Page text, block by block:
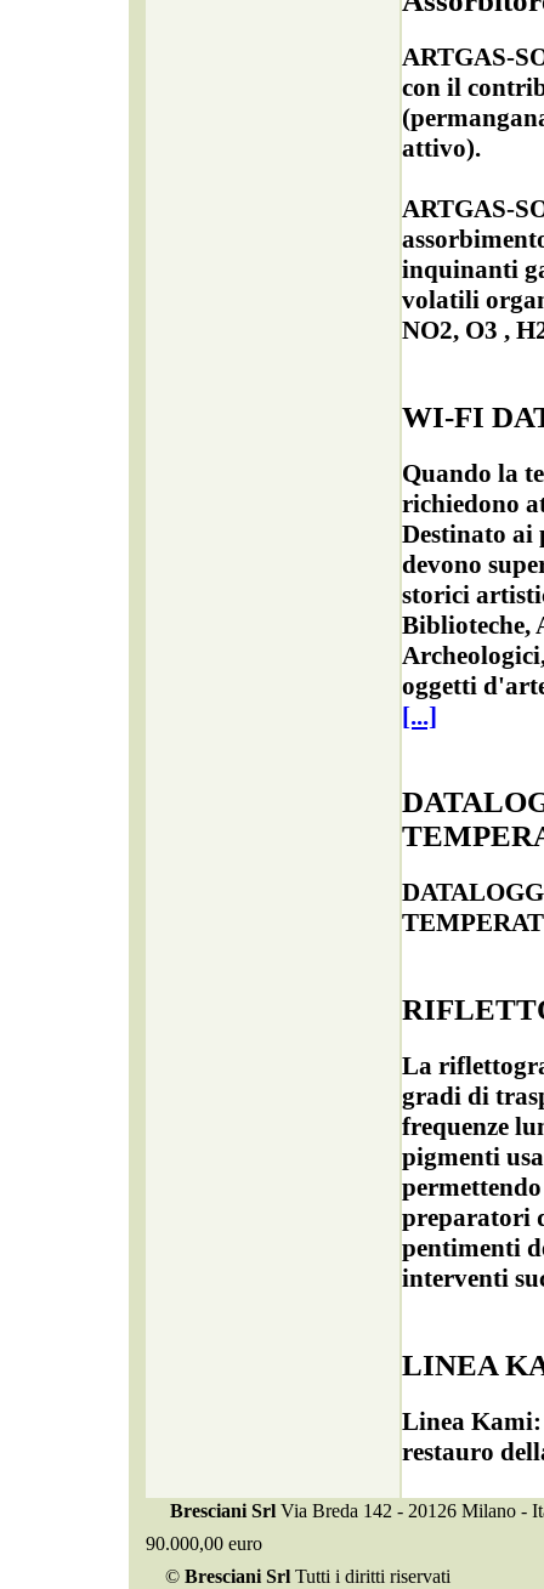
ARTGAS-
con il
attivo).
ARTGAS-
inquinanti
volatili
NO2, O3 ,
WI-FI
Quando la
richiedono
Destinato ai
devono
storici
Biblioteche,
oggetti
[...]
La
gradi di
frequenze
pigmenti
preparatori
pentimenti
interventi
LINEA
Linea
restauro
Bresciani Srl Via Breda 142 - 20126 Milano -
90.000,00 euro
© Bresciani Srl Tutti i diritti riservati